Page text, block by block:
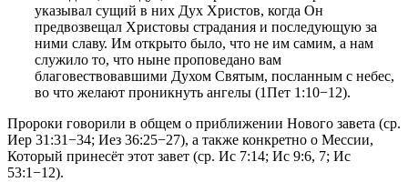
указывал сущий в них Дух Христов, когда Он
предвозвещал Христовы страдания и последующую за
ними славу. Им открыто было, что не им самим, а нам
служило то, что ныне проповедано вам
благовествовавшими Духом Святым, посланным с небес,
во что желают проникнуть ангелы (1Пет 1:10−12).
Пророки говорили в общем о приближении Нового завета (ср.
Иер 31:31−34; Иез 36:25−27), а также конкретно о Мессии,
Который принесёт этот завет (ср. Ис 7:14; Ис 9:6, 7; Ис
53:1−12).